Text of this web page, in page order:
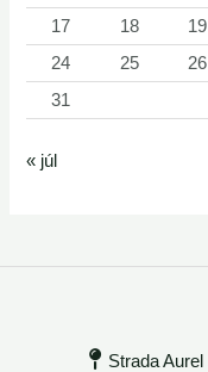
17
18 19
24
25 26
31
« júl
Strada